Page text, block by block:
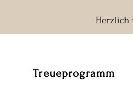
Herzlich
Treueprogramm